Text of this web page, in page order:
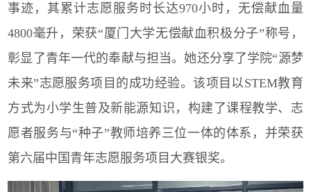
事迹，其累计志愿服务时长达970小时，无偿献血量
4800毫升，荣获“厦门大学无偿献血积极分子”称号，
彰显了青年一代的奉献与担当。她还分享了学院“源梦
未来”志愿服务项目的成功经验。该项目以STEM教育
方式为小学生普及新能源知识，构建了课程教学、志
愿者服务与“种子”教师培养三位一体的体系，并荣获
第六届中国青年志愿服务项目大赛银奖。